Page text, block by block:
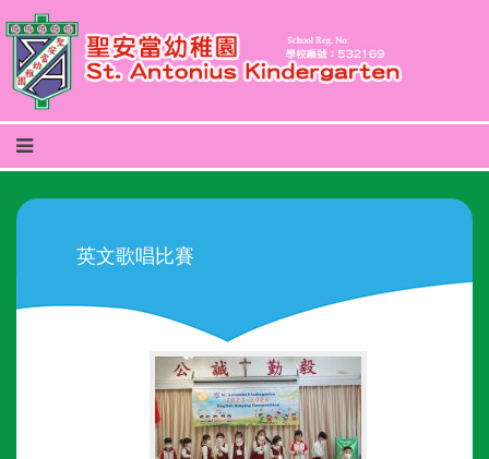
英文歌唱比賽